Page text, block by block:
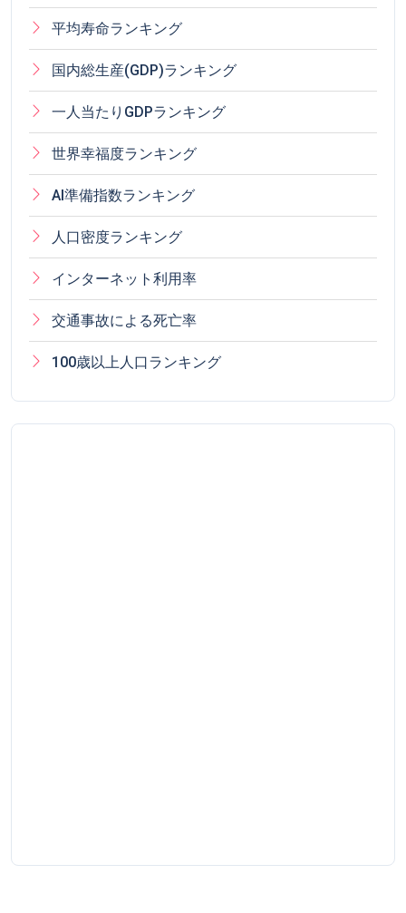
平均寿命ランキング
国内総生産(GDP)ランキング
一人当たりGDPランキング
世界幸福度ランキング
AI準備指数ランキング
人口密度ランキング
インターネット利用率
交通事故による死亡率
100歳以上人口ランキング